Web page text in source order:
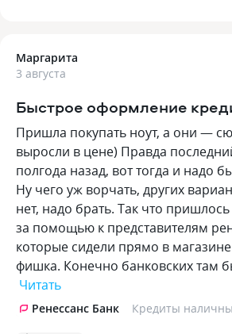
Маргарита
3 августа
Быстрое оформление
Пришла покупать ноут, а они —
выросли в цене) Правда
полгода назад, вот тогда и надо
Ну чего уж ворчать, других
нет, надо брать. Так что
за помощью к представителям
которые сидели прямо в
фишка. Конечно банковских там
Читать
Ренессанс Банк Кредиты